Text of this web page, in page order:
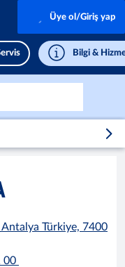
Bilgi &
Üye ol/Giriş yap
Türkiye, 7400
00